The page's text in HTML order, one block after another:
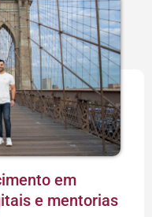
em
e mentorias